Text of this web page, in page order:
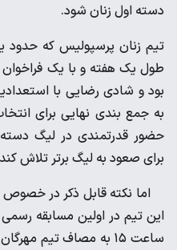
دسته اول زنان شود.
تیم زنان پرسپولیس که حدود
طول یک هفته و با یک
بود و شادی رضایی با
به جمع بندی نهایی برای
حضور قدرتمندی در لیگ دسته
برای صعود به لیگ برتر تلاش
اما نکته قابل ذکر در
ساعت ۱۵ به مصاف تیم